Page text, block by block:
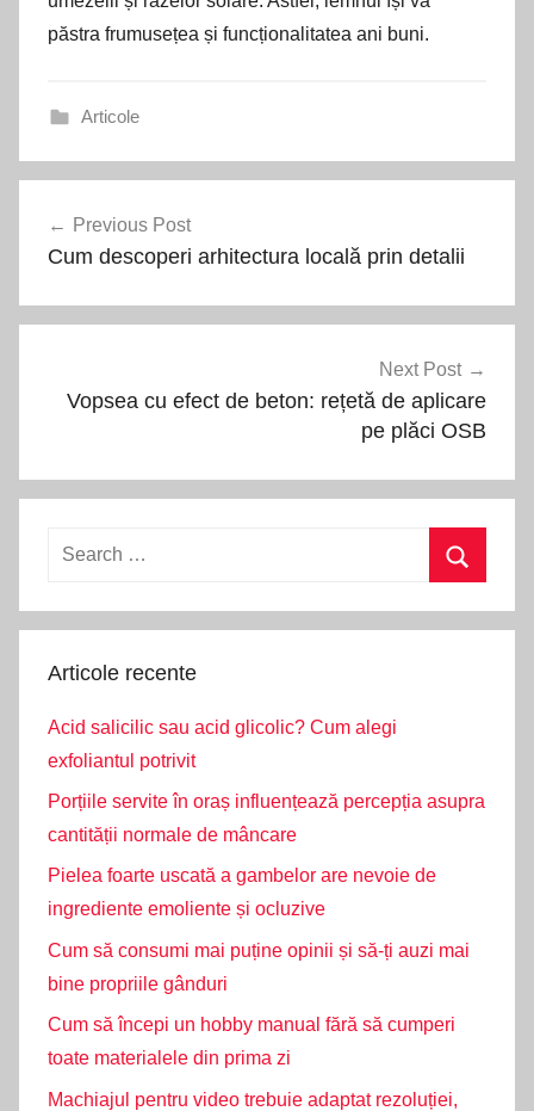
păstra frumusețea și funcționalitatea ani buni.
Articole
Previous Post
Cum descoperi arhitectura locală prin detalii
Next Post
Vopsea cu efect de beton: rețetă de aplicare
pe plăci OSB
Search
Articole recente
Acid salicilic sau acid glicolic? Cum alegi
exfoliantul potrivit
Porțiile servite în oraș influențează percepția asupra
cantității normale de mâncare
Pielea foarte uscată a gambelor are nevoie de
ingrediente emoliente și ocluzive
Cum să consumi mai puține opinii și să-ți auzi mai
bine propriile gânduri
Cum să începi un hobby manual fără să cumperi
toate materialele din prima zi
Machiajul pentru video trebuie adaptat rezoluției,